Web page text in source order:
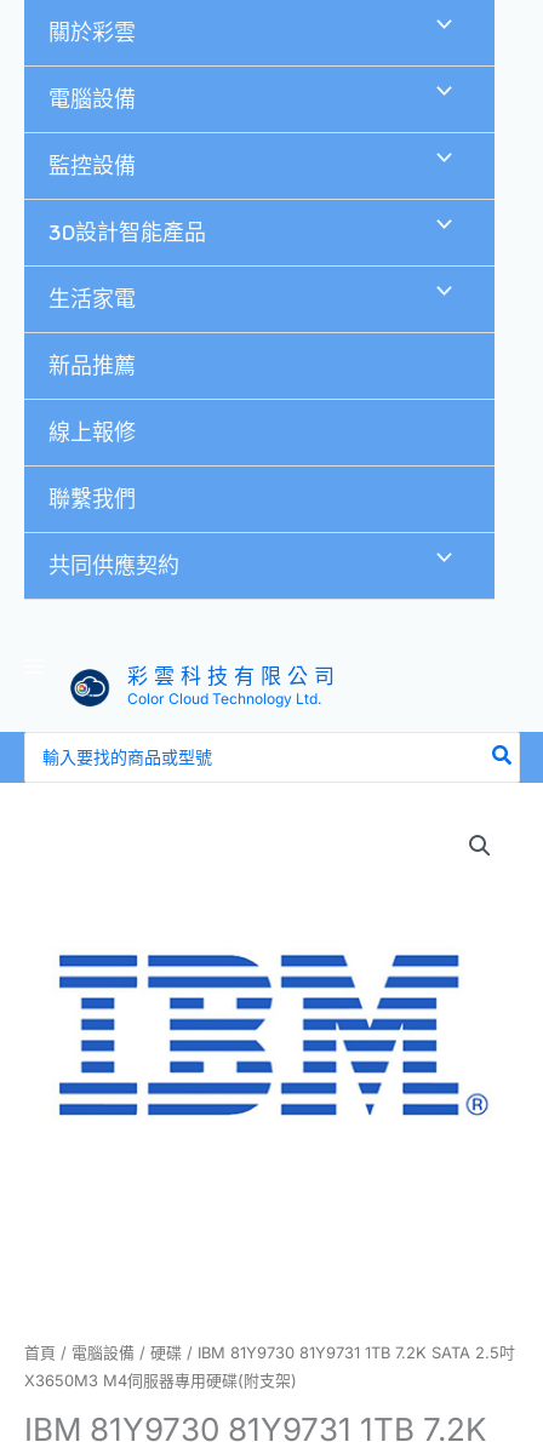
關於彩雲
電腦設備
監控設備
3D設計智能產品
生活家電
新品推薦
線上報修
聯繫我們
共同供應契約
彩 雲 科 技 有 限 公 司
Color Cloud Technology Ltd.
尋：
首頁 / 電腦設備 / 硬碟 / IBM 81Y9730 81Y9731 1TB 7.2K SATA 2.5吋
X3650M3 M4伺服器專用硬碟(附支架)
IBM 81Y9730 81Y9731 1TB 7.2K
SATA
X3650M3
架)
數